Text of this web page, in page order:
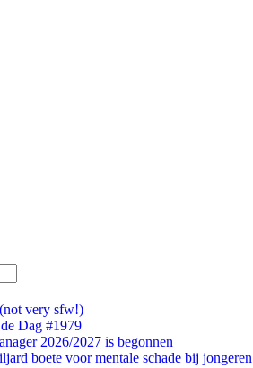
very sfw!)
Dag #1979
2026/2027 is begonnen
boete voor mentale schade bij jongeren